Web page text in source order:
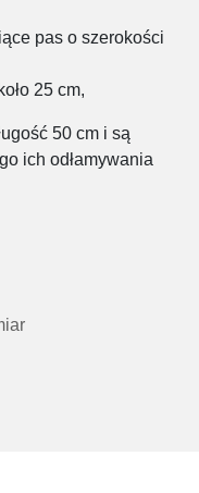
pas o szerokości
25 cm,
50 cm i są
ich odłamywania